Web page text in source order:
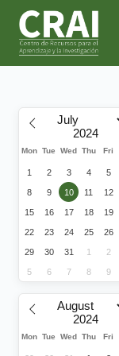
Mon Tue Wed Thu Fri
1 2 3 4 5
8 9 10 11 12
15 16 17 18 19
22 23 24 25 26
29 30 31 1 2
5 6 7 8 9
Mon Tue Wed Thu Fri